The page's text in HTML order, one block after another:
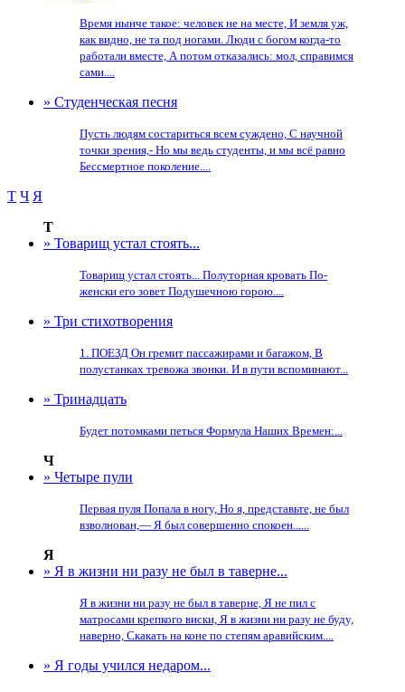
Время нынче такое: человек не на месте, И земля уж,
как видно, не та под ногами. Люди с богом когда-то
работали вместе, А потом отказались: мол, справимся
сами....
» Студенческая песня
Пусть людям состариться всем суждено, С научной
точки зрения,- Но мы ведь студенты, и мы всё равно
Бессмертное поколение....
Т Ч Я
Т
» Товарищ устал стоять...
Товарищ устал стоять... Полуторная кровать По-
женски его зовет Подушечною горою....
» Три стихотворения
1. ПОЕЗД Он гремит пассажирами и багажом, В
полустанках тревожа звонки. И в пути вспоминают...
» Тринадцать
Будет потомками петься Формула Наших Времен:...
Ч
» Четыре пули
Первая пуля Попала в ногу, Но я, представьте, не был
взволнован,— Я был совершенно спокоен......
Я
» Я в жизни ни разу не был в таверне...
Я в жизни ни разу не был в таверне, Я не пил с
матросами крепкого виски, Я в жизни ни разу не буду,
наверно, Скакать на коне по степям аравийским....
» Я годы учился недаром...